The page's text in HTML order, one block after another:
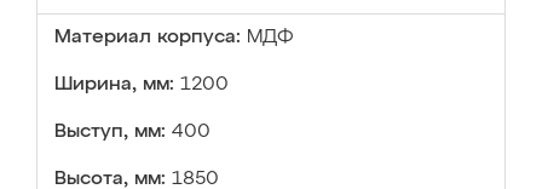
Материал корпуса: МДФ
Ширина, мм: 1200
Выступ, мм: 400
Высота, мм: 1850